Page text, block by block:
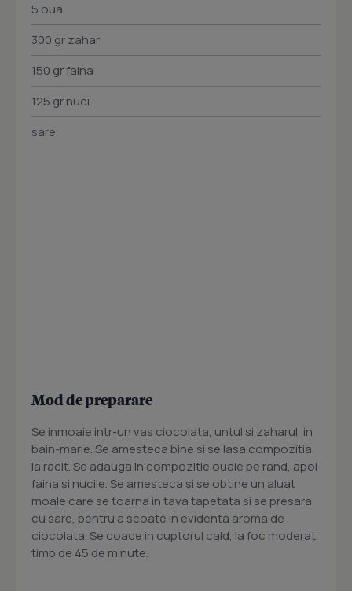
5 oua
300 gr zahar
150 gr faina
125 gr nuci
sare
Mod de preparare
Se inmoaie intr-un vas ciocolata, untul si zaharul, in
bain-marie. Se amesteca bine si se lasa compozitia
la racit. Se adauga in compozitie ouale pe rand, apoi
faina si nucile. Se amesteca si se obtine un aluat
moale care se toarna in tava tapetata si se presara
cu sare, pentru a scoate in evidenta aroma de
ciocolata. Se coace in cuptorul cald, la foc moderat,
timp de 45 de minute.